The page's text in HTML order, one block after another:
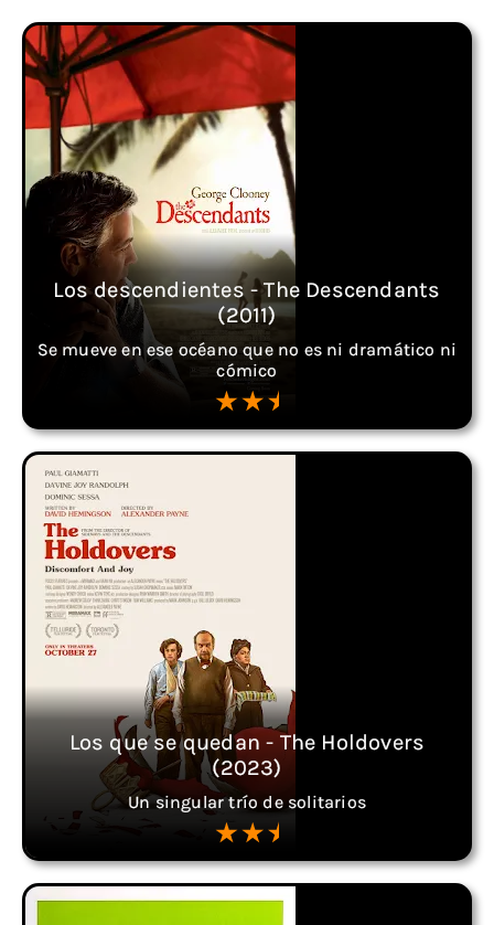
Los descendientes - The Descendants
(2011)
Se mueve en ese océano que no es ni dramático ni
cómico
Los que se quedan - The Holdovers
(2023)
Un singular trío de solitarios